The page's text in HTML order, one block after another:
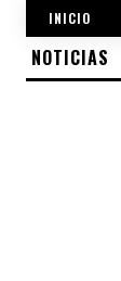
INICIO
NOTICIAS